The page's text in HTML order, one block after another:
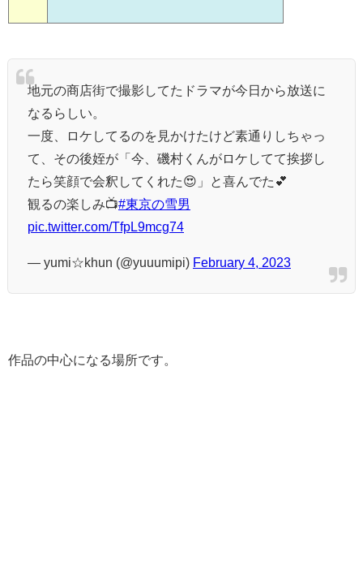
地元の商店街で撮影してたドラマが今日から放送に
なるらしい。
一度、ロケしてるのを見かけたけど素通りしちゃっ
て、その後姪が「今、磯村くんがロケしてて挨拶し
たら笑顔で会釈してくれた😍」と喜んでた💕
観るの楽しみ📺️#東京の雪男
pic.twitter.com/TfpL9mcg74
— yumi☆khun (@yuuumipi) February 4, 2023
作品の中心になる場所です。